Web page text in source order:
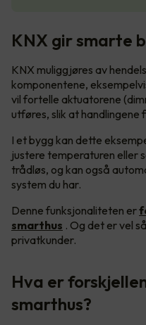
KNX gir smarte
KNX muliggjøres av
komponentene,
vil fortelle aktuatorene
utføres, slik at handlingene
I et bygg kan dette
justere temperaturen eller
trådløs, og kan også
system du har.
Denne funksjonaliteten er
smarthus . Og det er vel
privatkunder.
Hva er
smarthus?